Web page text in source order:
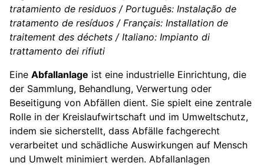
tratamiento de residuos / Português: Instalação de
tratamento de resíduos / Français: Installation de
traitement des déchets / Italiano: Impianto di
trattamento dei rifiuti
Eine Abfallanlage ist eine industrielle Einrichtung, die
der Sammlung, Behandlung, Verwertung oder
Beseitigung von Abfällen dient. Sie spielt eine zentrale
Rolle in der Kreislaufwirtschaft und im Umweltschutz,
indem sie sicherstellt, dass Abfälle fachgerecht
verarbeitet und schädliche Auswirkungen auf Mensch
und Umwelt minimiert werden. Abfallanlagen